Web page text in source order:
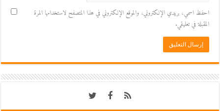
احفظ اسمي، بريدي الإلكتروني، والموقع الإلكتروني في هذا المتصفح لاستخدامها المرة
المقبلة في تعليقي.